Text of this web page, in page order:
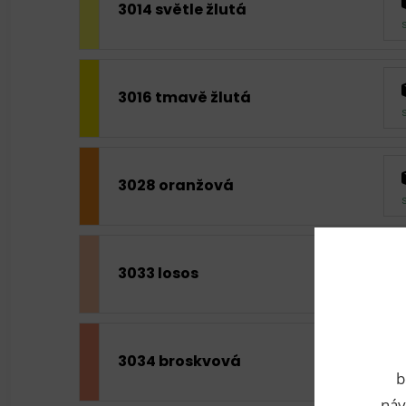
3014 světle žlutá
3016 tmavě žlutá
3028 oranžová
3033 losos
3034 broskvová